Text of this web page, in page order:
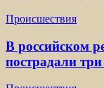
Происшествия
В российском
пострадали